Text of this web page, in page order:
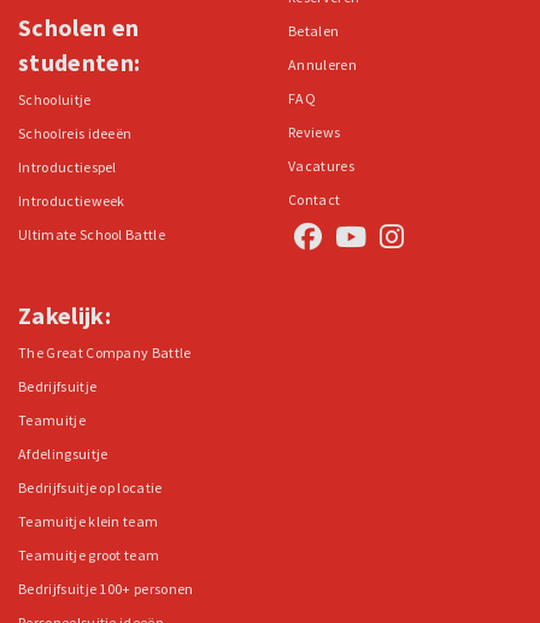
Scholen en
studenten:
Schooluitje
Schoolreis ideeën
Introductiespel
Introductieweek
Ultimate School Battle
Betalen
Annuleren
FAQ
Reviews
Vacatures
Contact
Zakelijk:
The Great Company Battle
Bedrijfsuitje
Teamuitje
Afdelingsuitje
Bedrijfsuitje op locatie
Teamuitje klein team
Teamuitje groot team
Bedrijfsuitje 100+ personen